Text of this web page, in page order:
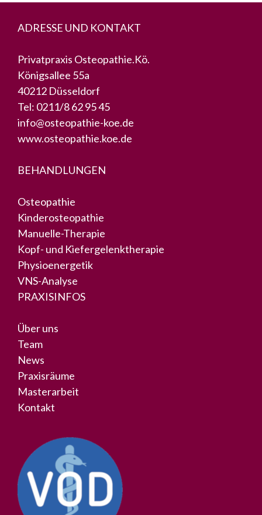
ADRESSE UND KONTAKT
Privatpraxis Osteopathie.Kö.
Königsallee 55a
40212 Düsseldorf
Tel: 0211/8 62 95 45
info@osteopathie-koe.de
www.osteopathie.koe.de
BEHANDLUNGEN
Osteopathie
Kinderosteopathie
Manuelle-Therapie
Kopf- und Kiefergelenktherapie
Physioenergetik
VNS-Analyse
PRAXISINFOS
Über uns
Team
News
Praxisräume
Masterarbeit
Kontakt